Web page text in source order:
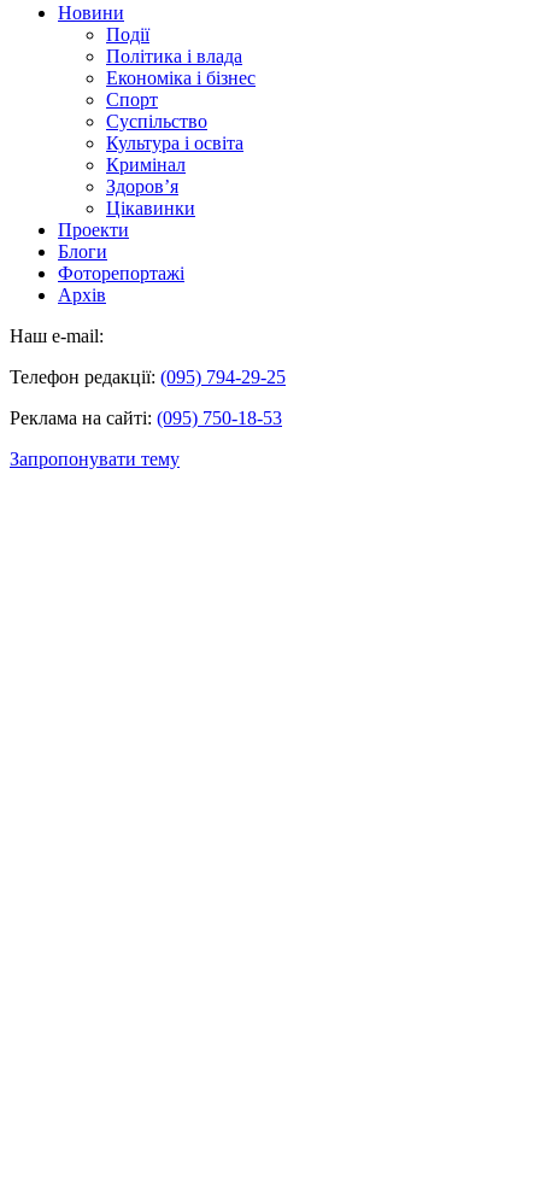
Новини
Події
Політика і влада
Економіка і бізнес
Спорт
Суспільство
Культура і освіта
Кримінал
Здоров’я
Цікавинки
Проекти
Блоги
Фоторепортажі
Архів
Наш e-mail:
Телефон редакції: (095) 794-29-25
Реклама на сайті: (095) 750-18-53
Запропонувати тему